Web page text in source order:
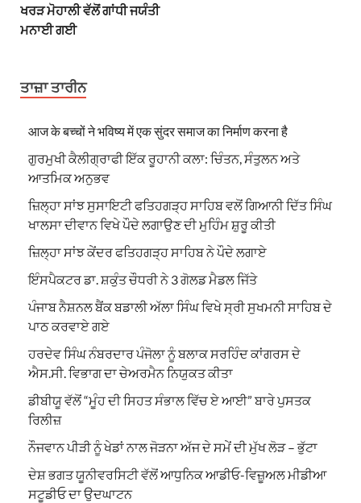
ਖਰੜ ਮੋਹਾਲੀ ਵੱਲੋਂ ਗਾਂਧੀ ਜਯੰਤੀ
ਮਨਾਈ ਗਈ
ਤਾਜ਼ਾ ਤਾਰੀਨ
आज के बच्चों ने भविष्य में एक सुंदर समाज का निर्माण करना है
ਗੁਰਮੁਖੀ ਕੈਲੀਗ੍ਰਾਫੀ ਇੱਕ ਰੂਹਾਨੀ ਕਲਾ: ਚਿੰਤਨ, ਸੰਤੁਲਨ ਅਤੇ
ਆਤਮਿਕ ਅਨੁਭਵ
ਜ਼ਿਲ੍ਹਾ ਸਾਂਝ ਸੁਸਾਇਟੀ ਫਤਿਹਗੜ੍ਹ ਸਾਹਿਬ ਵਲੋਂ ਗਿਆਨੀ ਦਿੱਤ ਸਿੰਘ
ਖਾਲਸਾ ਦੀਵਾਨ ਵਿਖੇ ਪੌਦੇ ਲਗਾਉਣ ਦੀ ਮੁਹਿੰਮ ਸ਼ੁਰੂ ਕੀਤੀ
ਜ਼ਿਲ੍ਹਾ ਸਾਂਝ ਕੇਂਦਰ ਫਤਿਹਗੜ੍ਹ ਸਾਹਿਬ ਨੇ ਪੌਦੇ ਲਗਾਏ
ਇੰਸਪੈਕਟਰ ਡਾ. ਸ਼ਕੁੰਤ ਚੌਧਰੀ ਨੇ 3 ਗੋਲਡ ਮੈਡਲ ਜਿੱਤੇ
ਪੰਜਾਬ ਨੈਸ਼ਨਲ ਬੈਂਕ ਬਡਾਲੀ ਅੱਲਾ ਸਿੰਘ ਵਿਖੇ ਸ੍ਰੀ ਸੁਖਮਨੀ ਸਾਹਿਬ ਦੇ
ਪਾਠ ਕਰਵਾਏ ਗਏ
ਹਰਦੇਵ ਸਿੰਘ ਨੰਬਰਦਾਰ ਪੰਜੋਲਾ ਨੂੰ ਬਲਾਕ ਸਰਹਿੰਦ ਕਾਂਗਰਸ ਦੇ
ਐਸ.ਸੀ. ਵਿਭਾਗ ਦਾ ਚੇਅਰਮੈਨ ਨਿਯੁਕਤ ਕੀਤਾ
ਡੀਬੀਯੂ ਵੱਲੋਂ “ਮੂੰਹ ਦੀ ਸਿਹਤ ਸੰਭਾਲ ਵਿੱਚ ਏ ਆਈ” ਬਾਰੇ ਪੁਸਤਕ
ਰਿਲੀਜ਼
ਨੌਜਵਾਨ ਪੀੜੀ ਨੂੰ ਖੇਡਾਂ ਨਾਲ ਜੋੜਨਾ ਅੱਜ ਦੇ ਸਮੇਂ ਦੀ ਮੁੱਖ ਲੋੜ – ਭੁੱਟਾ
ਦੇਸ਼ ਭਗਤ ਯੂਨੀਵਰਸਿਟੀ ਵੱਲੋਂ ਆਧੁਨਿਕ ਆਡੀਓ-ਵਿਜ਼ੂਅਲ ਮੀਡੀਆ
ਸਟੂਡੀਓ ਦਾ ਉਦਘਾਟਨ